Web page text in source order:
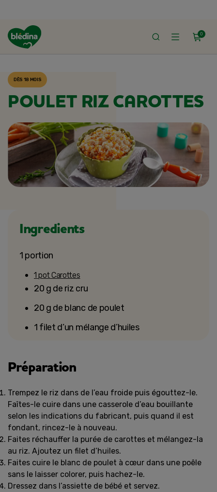
0
ACCUEIL
DÈS 18 MOIS
POULET RIZ CAROTTES
Ingredients
1 portion
1 pot Carottes
20 g de riz cru
20 g de blanc de poulet
1 filet d’un mélange d’huiles
Préparation
Trempez le riz dans de l’eau froide puis égouttez-le.
Faîtes-le cuire dans une casserole d’eau bouillante
selon les indications du fabricant, puis quand il est
fondant, rincez-le à nouveau.
Faites réchauffer la purée de carottes et mélangez-la
au riz. Ajoutez un filet d’huiles.
Faites cuire le blanc de poulet à cœur dans une poêle
sans le laisser colorer, puis hachez-le.
Dressez dans l’assiette de bébé et servez.